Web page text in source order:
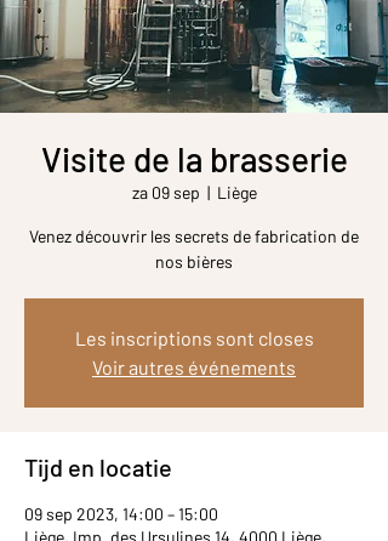
Visite de la brasserie
za 09 sep
  |
Liège
Venez découvrir les secrets de fabrication de
nos bières
Les inscriptions sont closes
Voir autres événements
Tijd en locatie
09 sep 2023, 14:00 – 15:00